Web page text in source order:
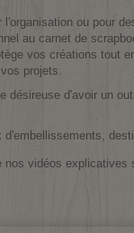
ou pour
au carnet de
vos créations tout
projets.
d'avoir un
nos vidéos explicatives